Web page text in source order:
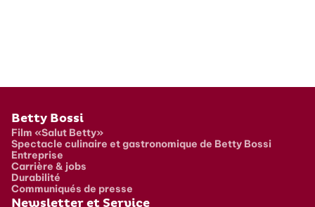
Pied de page
Betty Bossi
Film «Salut Betty»
Spectacle culinaire et gastronomique de Betty Bossi
Entreprise
Carrière & jobs
Durabilité
Communiqués de presse
Newsletter et Service